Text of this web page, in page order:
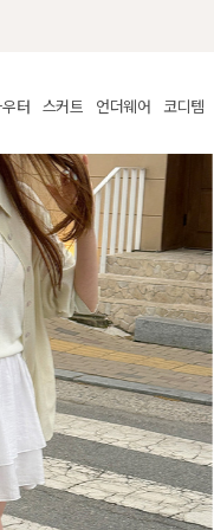
터
건
켓
/집업
트
딩
스커트
롱
데님
린넨
미니/미디
팬츠 스커트
언더웨어
보정웨어
브라
팬티
인견
나시/속바지
파자마
ETC
세트
코디템
MADE
신상
벨트
슈즈
백
쥬얼리
액세서리
양말/스타킹
세트